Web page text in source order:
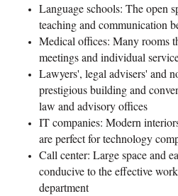
Language schools: The open
teaching and communication
Medical offices: Many rooms
meetings and individual
Lawyers', legal advisers' and
prestigious building and
law and advisory offices
IT companies: Modern
are perfect for technology
Call center: Large space and
conducive to the effective
department